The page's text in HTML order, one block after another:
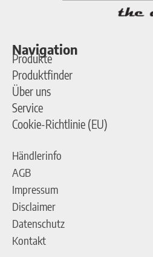
Navigation
Produkte
Produktfinder
Über uns
Service
Cookie-Richtlinie (EU)
Händlerinfo
AGB
Impressum
Disclaimer
Datenschutz
Kontakt